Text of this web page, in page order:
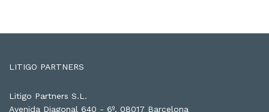
LITIGO PARTNERS
Litigo Partners S.L.
Avenida Diagonal 640 - 6º, 08017 Barcelona